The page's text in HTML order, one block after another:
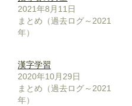
2021年8月11日
まとめ（過去ログ～2021
年）
漢字学習
2020年10月29日
まとめ（過去ログ～2021
年）